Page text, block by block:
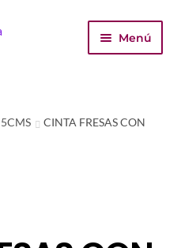
Menú
5CMS
CINTA FRESAS CON